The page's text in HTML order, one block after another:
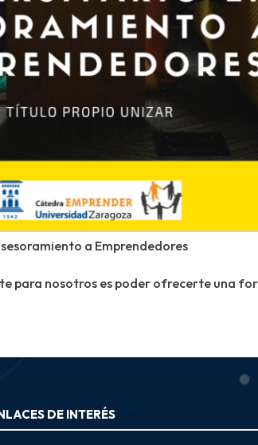
a Emprendedores
para nosotros es poder ofrecerte una
DE INTERÉS